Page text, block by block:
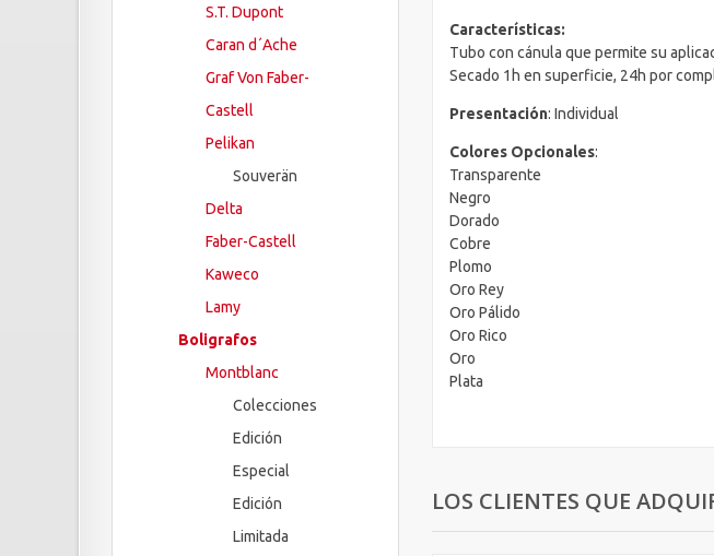
S.T. Dupont
Caran d´Ache
Graf Von Faber-
Castell
Pelikan
Souverän
Delta
Faber-Castell
Kaweco
Lamy
Boligrafos
Montblanc
Colecciones
Edición
Especial
Edición
Limitada
Características:
Tubo con cánula que permite su
Secado 1h en superficie, 24h por
Presentación: Individual
Colores Opcionales:
Transparente
Negro
Dorado
Cobre
Plomo
Oro Rey
Oro Pálido
Oro Rico
Oro
Plata
LOS CLIENTES QUE